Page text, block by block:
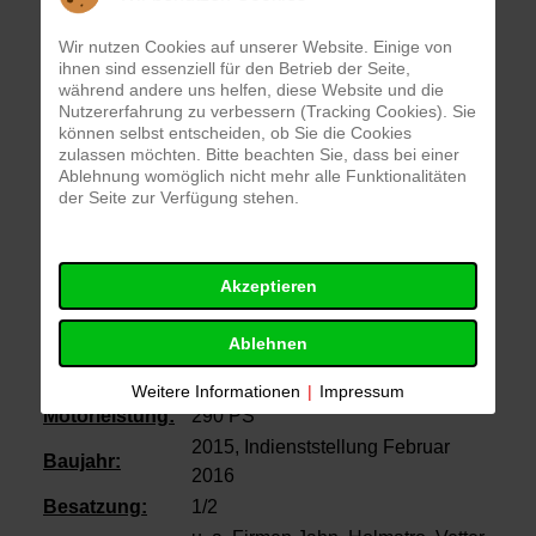
Besatzungsmitglieder haben die vorrangige Aufgabe
der Materialausgabe. Die fahrende Werkstatt bietet
die Möglichkeit der technischen Hilfeleistung in
großem Umfang für Personen- und Tierrettung bei
Unglücksfällen, Öl- und Sturmschäden.
Funkrufname:
"Florian Eichstätt 61/1"
Mercedes Benz
Aufbau:
Rosenbauer
Gesamtgewicht:
14.000 kg
Motorleistung: 290 PS
Baujahr:
2015, Indienststellung Februar
2016
Besatzung:
1/2
Wir nutzen Cookies auf unserer Website. Einige von
ihnen sind essenziell für den Betrieb der Seite,
während andere uns helfen, diese Website und die
Nutzererfahrung zu verbessern (Tracking Cookies). Sie
können selbst entscheiden, ob Sie die Cookies
zulassen möchten. Bitte beachten Sie, dass bei einer
Ablehnung womöglich nicht mehr alle Funktionalitäten
der Seite zur Verfügung stehen.
Akzeptieren
Ablehnen
Weitere Informationen | Impressum